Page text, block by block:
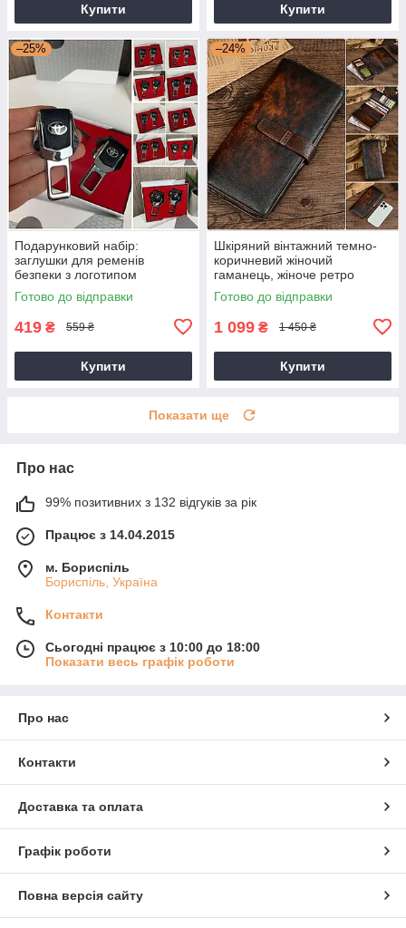
Купити Купити
–25%
Подарунковий набір:
заглушки для ременів
безпеки з логотипом
Mercedes Toyota, BMW,
Lexus, Mazda та інші
Готово до відправки
419 ₴ 559 ₴
Купити
–24%
Шкіряний вінтажний темно-
коричневий жіночий
гаманець, жіноче ретро
портмоне
Готово до відправки
1 099 ₴ 1 450 ₴
Купити
Показати ще
Про нас
99% позитивних з 132 відгуків за рік
Працює з 14.04.2015
м. Бориспіль
Бориспіль, Україна
Контакти
Сьогодні працює з 10:00 до 18:00
Показати весь графік роботи
Про нас
Контакти
Доставка та оплата
Графік роботи
Повна версія сайту